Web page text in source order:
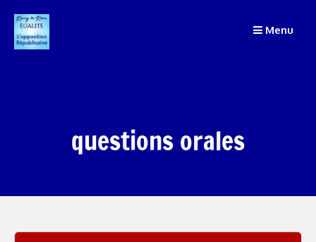
contenu
Menu
questions orales